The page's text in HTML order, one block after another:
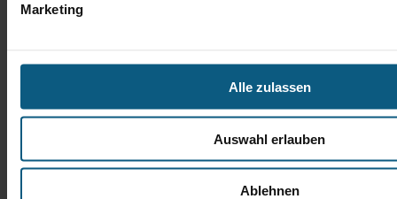
Marketing
Alle zulassen
Auswahl erlauben
Ablehnen